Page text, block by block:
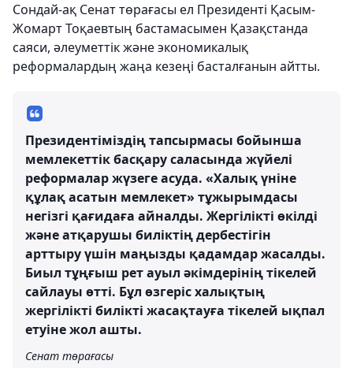
Сондай-ақ Сенат төрағасы ел Президенті Қасым-
Жомарт Тоқаевтың бастамасымен Қазақстанда
саяси, әлеуметтік және экономикалық
реформалардың жаңа кезеңі басталғанын айтты.
Президентіміздің тапсырмасы бойынша
мемлекеттік басқару саласында жүйелі
реформалар жүзеге асуда. «Халық үніне
құлақ асатын мемлекет» тұжырымдасы
негізгі қағидаға айналды. Жергілікті өкілді
және атқарушы биліктің дербестігін
арттыру үшін маңызды қадамдар жасалды.
Биыл тұңғыш рет ауыл әкімдерінің тікелей
сайлауы өтті. Бұл өзгеріс халықтың
жергілікті билікті жасақтауға тікелей ықпал
етуіне жол ашты.
Сенат төрағасы